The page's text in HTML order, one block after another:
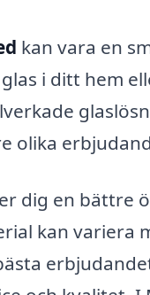
kan vara en
i ditt hem
olika
dig en bättre
kan variera